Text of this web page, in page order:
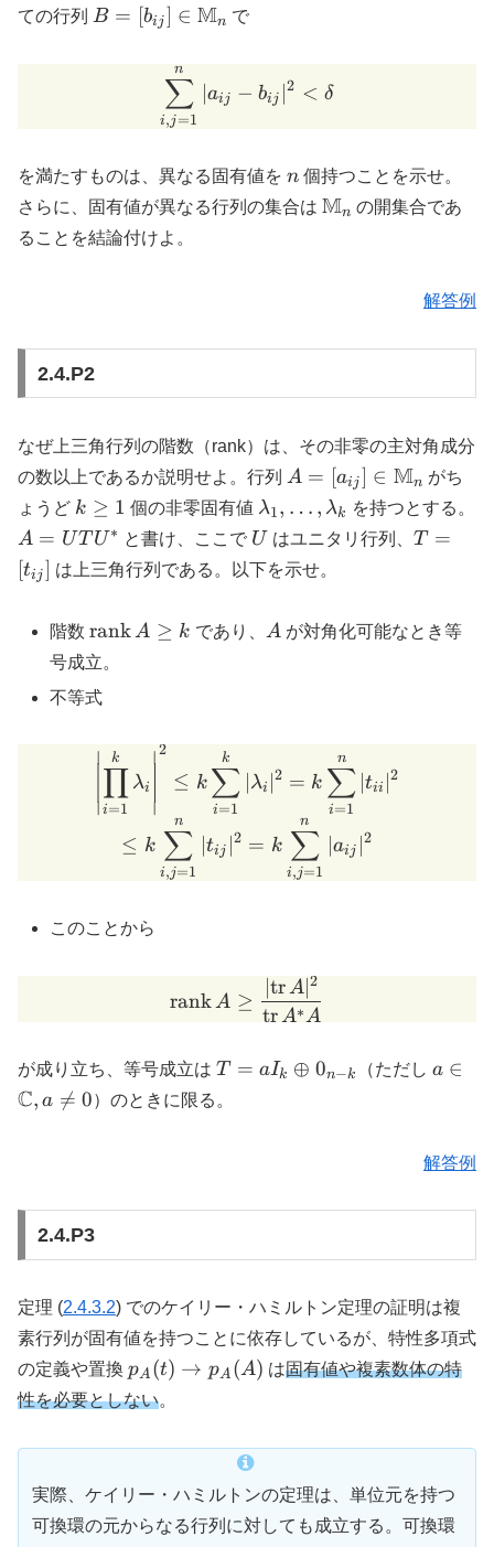
ての行列
B = [b_{ij}] \in
B = [bij ] ∈ Mn で
\sum_{i,j=1}^n |a_{ij} -
i,j=1
∑
n
aij − bij ∣2 < δ
を満たすものは、異なる固有値を n
n 個持つことを示せ。
さらに、固有値が異なる行列の集合は \mathbb{M}_n
Mn の開集合であ
ることを結論付けよ。
解答例
2.4.P2
なぜ上三角行列の階数（rank）は、その非零の主対角成分
の数以上であるか説明せよ。行列
A = [a_{ij}] \in
\mathbb{M}_n
A = [aij] ∈ Mn がち
ょうど k
\geq
1
k ≥ 1 個の非零固有値 \lambda_1,
\ldots,
\lambda_k
λ1, … , λk を持つとする。
A = UT U∗ と書け、ここで U
U はユニタリ行列、 T =
T
=
[tij] は上三角行列である。以下を示せ。
階数\mathrm{rank}\,
A \geq k
rankA ≥ k であり、 A
Aが対角化可能なとき等
号成立。
不等式
\left| \prod_{i=1}^k
∣
∣
i=1
∏
k
λi
∣
∣2
≤ k
i=1
∑
k
λi
2 = k
i=1
∑
n
∣tii ∣2
≤ k
i,j=1
∑
n
tij
2 = k
i,j=1
∑
n
aij
2
このことから
\mathrm{rank}\, A
rankA ≥
trA∗A
trA ∣2
が成り立ち、等号成立は T = a
T = aIk ⊕ 0n−k （ただし a \in
a ∈
C, a 
= 0）のときに限る。
解答例
2.4.P3
定理 (2.4.3.2) でのケイリー・ハミルトン定理の証明は複
素行列が固有値を持つことに依存しているが、特性多項式
の定義や置換 p_A(t)
\to
p_A(A)
pA (t) → pA (A) は固有値や複素数体の特
性を必要としない。
実際、ケイリー・ハミルトンの定理は、単位元を持つ
可換環の元からなる行列に対しても成立する。可換環